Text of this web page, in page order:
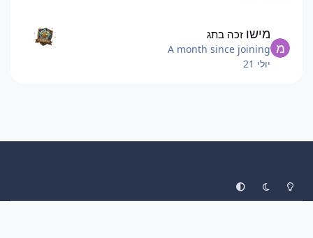
מישו זכה בתג
A month since joining
יולי 21
Light Mode
Dark Mode
System Preference